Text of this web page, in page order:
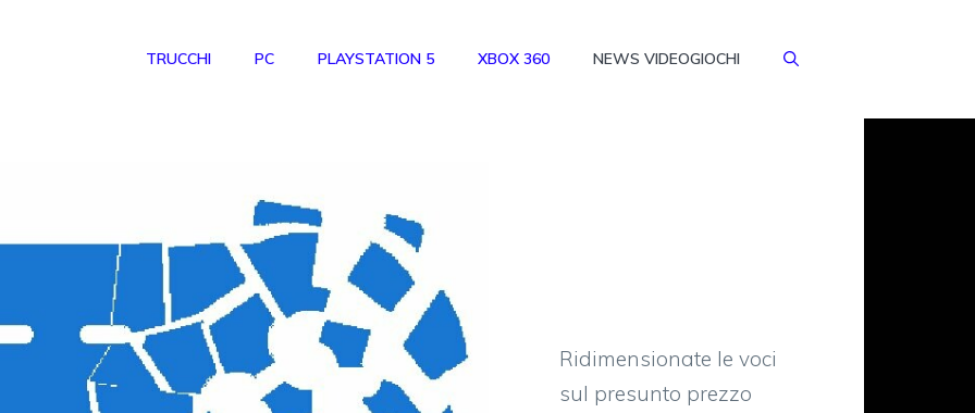
TRUCCHI PC PLAYSTATION 5 XBOX 360 NEWS VIDEOGIOCHI
Ridimensionate le voci
sul presunto prezzo